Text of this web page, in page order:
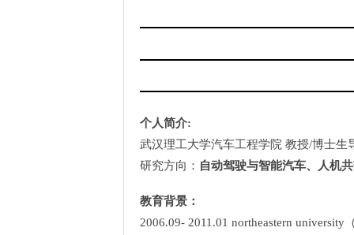
个人简介:
武汉理工大学汽车工程学院 教授/博士生
研究方向： 自动驾驶与智能汽车、人机
教育背景：
2006.09- 2011.01 northeastern university